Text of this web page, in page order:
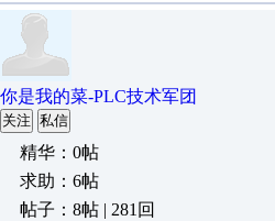
你是我的菜-PLC技术军团
关注 私信
精华：0帖
求助：6帖
帖子：8帖 | 281回